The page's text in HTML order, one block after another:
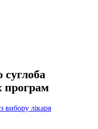
суглоба
програм
вибору лікаря